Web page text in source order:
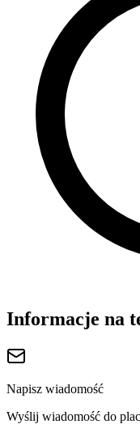
Informacje na
Napisz wiadomość
Wyślij wiadomość do